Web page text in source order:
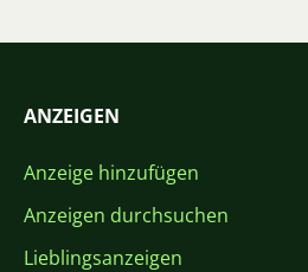
ANZEIGEN
Anzeige hinzufügen
Anzeigen durchsuchen
Lieblingsanzeigen